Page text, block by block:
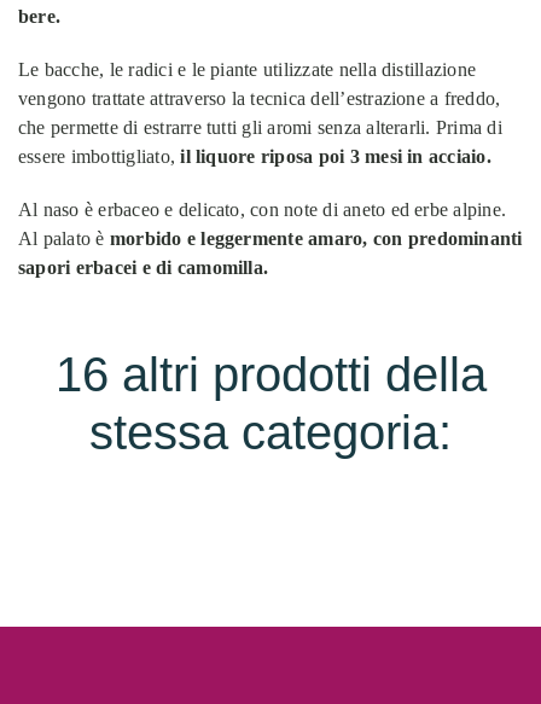
bere.
Le bacche, le radici e le piante utilizzate nella distillazione
vengono trattate attraverso la tecnica dell’estrazione a freddo,
che permette di estrarre tutti gli aromi senza alterarli. Prima di
essere imbottigliato,il liquore riposa poi 3 mesi in acciaio.
Al naso è erbaceo e delicato, con note di aneto ed erbe alpine.
Al palato è morbido e leggermente amaro, con predominanti
sapori erbacei e di camomilla.
16 altri prodotti della
stessa categoria: